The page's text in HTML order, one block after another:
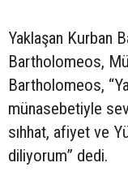
Yaklaşan Kurban
Bartholomeos,
Bartholomeos,
münasebetiyle
sıhhat, afiyet ve
diliyorum” dedi.